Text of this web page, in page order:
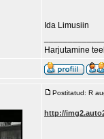
Ida Limusiin
Harjutamine
Postitatud: R
http://